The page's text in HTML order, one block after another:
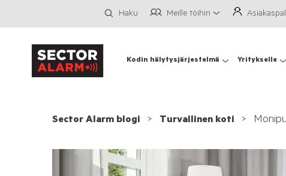
Kodin hälytysjärjestelmä Yritykselle
Haku Meille töihin
Sector Alarm blogi Turvallinen koti